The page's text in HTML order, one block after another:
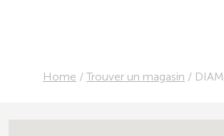
Home / Trouver un magasin /